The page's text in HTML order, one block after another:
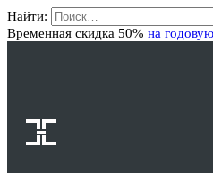
Найти:
Временная скидка 50% на